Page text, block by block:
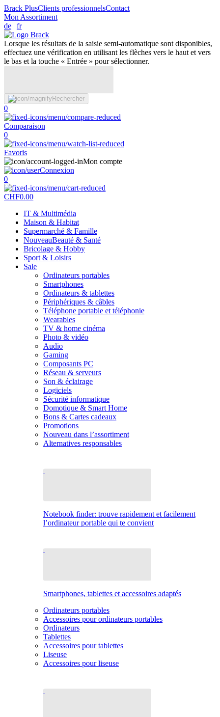
Brack PlusClients professionnelsContact
Mon Assortiment
de | fr
Lorsque les résultats de la saisie semi-automatique sont disponibles,
effectuez une vérification en utilisant les flèches vers le haut et vers
le bas et la touche « Entrée » pour sélectionner.
Rechercher
0
Comparaison
0
Favoris
Mon compte
Connexion
0
CHF0.00
IT & Multimédia
Maison & Habitat
Supermarché & Famille
NouveauBeauté & Santé
Bricolage & Hobby
Sport & Loisirs
Sale
Ordinateurs portables
Smartphones
Ordinateurs & tablettes
Périphériques & câbles
Téléphone portable et téléphonie
Wearables
TV & home cinéma
Photo & vidéo
Audio
Gaming
Composants PC
Réseau & serveurs
Son & éclairage
Logiciels
Sécurité informatique
Domotique & Smart Home
Bons & Cartes cadeaux
Promotions
Nouveau dans l’assortiment
Alternatives responsables
Notebook finder: trouve rapidement et facilement
l’ordinateur portable qui te convient
Smartphones, tablettes et accessoires adaptés
Ordinateurs portables
Accessoires pour ordinateurs portables
Ordinateurs
Tablettes
Accessoires pour tablettes
Liseuse
Accessoires pour liseuse